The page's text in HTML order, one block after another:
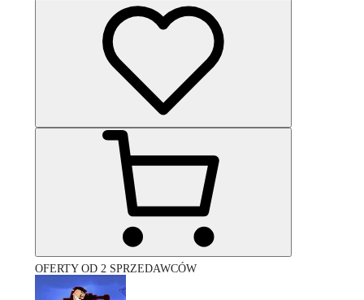
OFERTY OD 2 SPRZEDAWCÓW